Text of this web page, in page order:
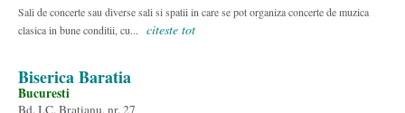
Sali de concerte sau diverse sali si spatii in care se pot organiza concerte de muzica
clasica in bune conditii, cu...
citeste tot
Biserica Baratia
Bucuresti
Bd. I.C. Bratianu, nr. 27